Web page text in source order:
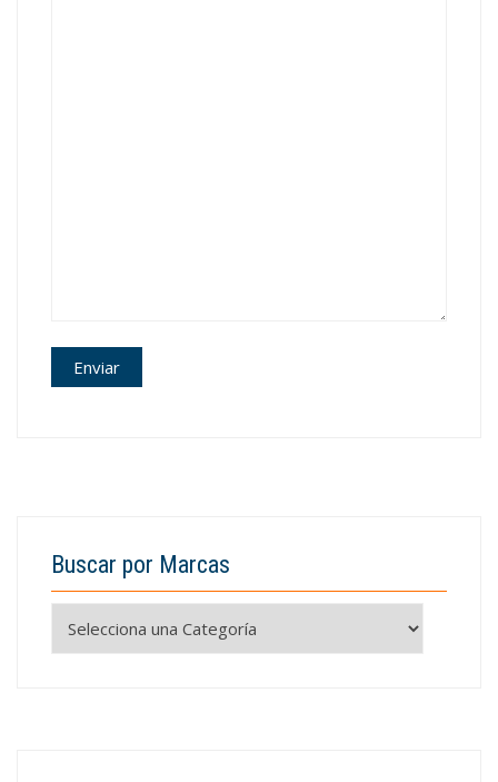
Buscar por Marcas